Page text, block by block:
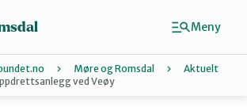
Møre og Romsdal
Aktuelt
ved Veøy